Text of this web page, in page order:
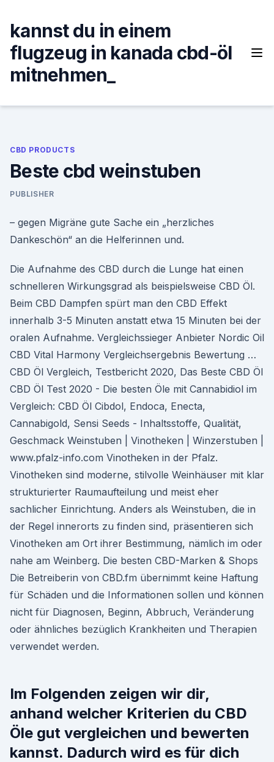
content
kannst du in einem
flugzeug in kanada cbd-öl
mitnehmen_
CBD PRODUCTS
Beste cbd weinstuben
PUBLISHER
– gegen Migräne gute Sache ein „herzliches
Dankeschön“ an die Helferinnen und.
Die Aufnahme des CBD durch die Lunge hat einen
schnelleren Wirkungsgrad als beispielsweise CBD Öl.
Beim CBD Dampfen spürt man den CBD Effekt
innerhalb 3-5 Minuten anstatt etwa 15 Minuten bei der
oralen Aufnahme. Vergleichssieger Anbieter Nordic Oil
CBD Vital Harmony Vergleichsergebnis Bewertung …
CBD Öl Vergleich, Testbericht 2020, Das Beste CBD Öl
CBD Öl Test 2020 - Die besten Öle mit Cannabidiol im
Vergleich: CBD Öl Cibdol, Endoca, Enecta,
Cannabigold, Sensi Seeds - Inhaltsstoffe, Qualität,
Geschmack Weinstuben | Vinotheken | Winzerstuben |
www.pfalz-info.com Vinotheken in der Pfalz.
Vinotheken sind moderne, stilvolle Weinhäuser mit klar
strukturierter Raumaufteilung und meist eher
sachlicher Einrichtung. Anders als Weinstuben, die in
der Regel innerorts zu finden sind, präsentieren sich
Vinotheken am Ort ihrer Bestimmung, nämlich im oder
nahe am Weinberg. Die besten CBD-Marken & Shops
Die Betreiberin von CBD.fm übernimmt keine Haftung
für Schäden und die Informationen sollen und können
nicht für Diagnosen, Beginn, Abbruch, Veränderung
oder ähnliches bezüglich Krankheiten und Therapien
verwendet werden.
Im Folgenden zeigen wir dir,
anhand welcher Kriterien du CBD
Öle gut vergleichen und bewerten
kannst. Dadurch wird es für dich